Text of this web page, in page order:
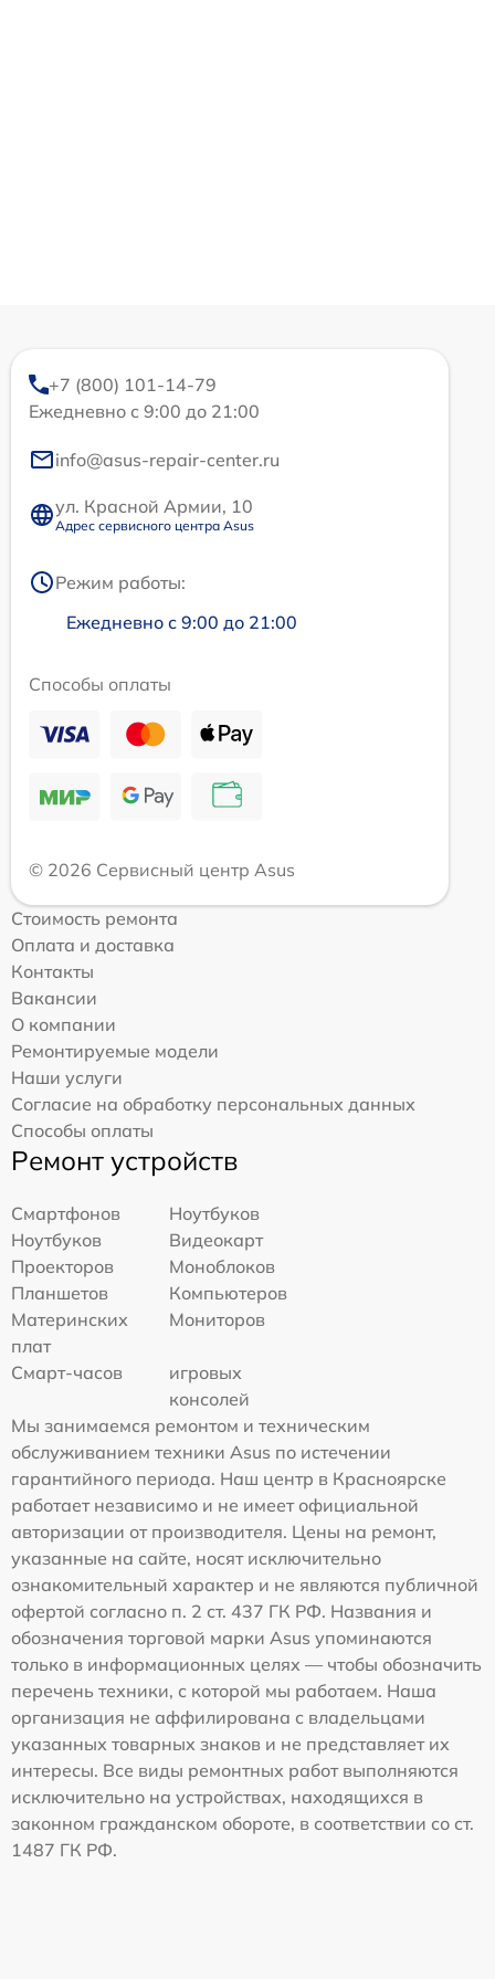
+7 (800) 101-14-79
Ежедневно с 9:00 до 21:00
info@asus-repair-center.ru
ул. Красной Армии, 10
Адрес сервисного центра Asus
Режим работы:
Ежедневно с 9:00 до 21:00
Способы оплаты
© 2026 Сервисный центр Asus
Стоимость ремонта
Оплата и доставка
Контакты
Вакансии
О компании
Ремонтируемые модели
Наши услуги
Согласие на обработку персональных данных
Способы оплаты
Ремонт устройств
Смартфонов
Ноутбуков
Ноутбуков
Видеокарт
Проекторов
Моноблоков
Планшетов
Компьютеров
Материнских
плат
Мониторов
Смарт-часов
игровых
консолей
Мы занимаемся ремонтом и техническим
обслуживанием техники Asus по истечении
гарантийного периода. Наш центр в Красноярске
работает независимо и не имеет официальной
авторизации от производителя. Цены на ремонт,
указанные на сайте, носят исключительно
ознакомительный характер и не являются публичной
офертой согласно п. 2 ст. 437 ГК РФ. Названия и
обозначения торговой марки Asus упоминаются
только в информационных целях — чтобы обозначить
перечень техники, с которой мы работаем. Наша
организация не аффилирована с владельцами
указанных товарных знаков и не представляет их
интересы. Все виды ремонтных работ выполняются
исключительно на устройствах, находящихся в
законном гражданском обороте, в соответствии со ст.
1487 ГК РФ.